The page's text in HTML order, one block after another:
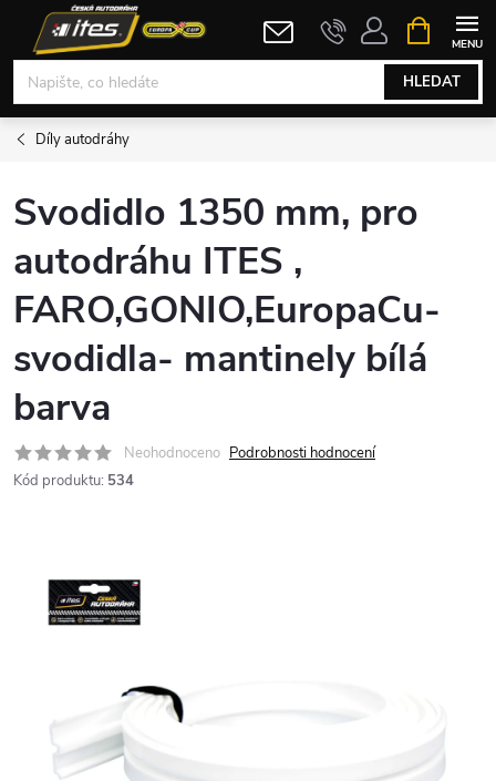
obsah
HLEDAT
NÁKUPNÍ
KOŠÍK
Díly autodráhy
Svodidlo 1350 mm, pro
autodráhu ITES ,
FARO,GONIO,EuropaCu-
svodidla- mantinely bílá
barva
Neohodnoceno Podrobnosti hodnocení
Kód produktu: 534